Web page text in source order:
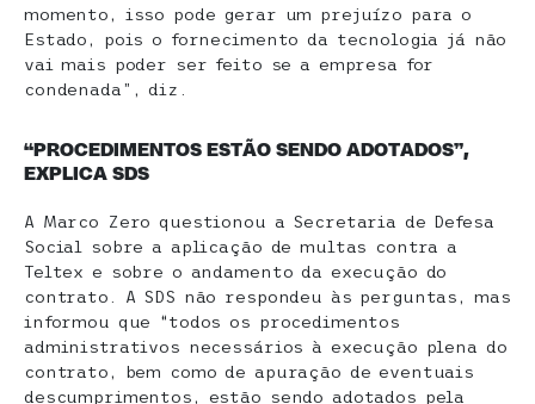
momento, isso pode gerar um prejuízo para o
Estado, pois o fornecimento da tecnologia já não
vai mais poder ser feito se a empresa for
condenada”, diz.
“PROCEDIMENTOS ESTÃO SENDO ADOTADOS”,
EXPLICA SDS
A Marco Zero questionou a Secretaria de Defesa
Social sobre a aplicação de multas contra a
Teltex e sobre o andamento da execução do
contrato. A SDS não respondeu às perguntas, mas
informou que “todos os procedimentos
administrativos necessários à execução plena do
contrato, bem como de apuração de eventuais
descumprimentos, estão sendo adotados pela